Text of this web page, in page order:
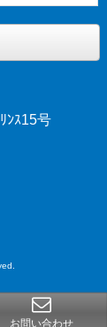
お問い合わせ
ﾝｽ15号